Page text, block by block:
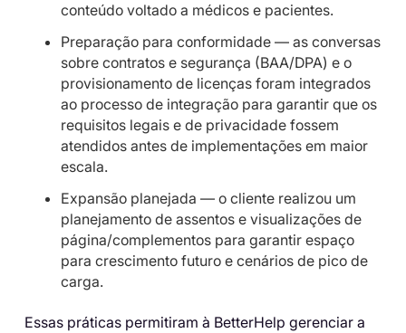
conteúdo voltado a médicos e pacientes.
Preparação para conformidade — as conversas
sobre contratos e segurança (BAA/DPA) e o
provisionamento de licenças foram integrados
ao processo de integração para garantir que os
requisitos legais e de privacidade fossem
atendidos antes de implementações em maior
escala.
Expansão planejada — o cliente realizou um
planejamento de assentos e visualizações de
página/complementos para garantir espaço
para crescimento futuro e cenários de pico de
carga.
Essas práticas permitiram à BetterHelp gerenciar a